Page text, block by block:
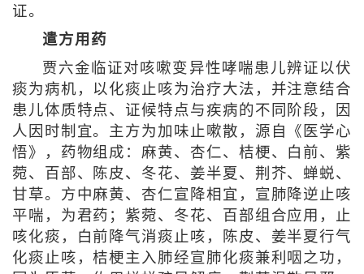
证。
遣方用药
贾六金临证对咳嗽变异性哮喘患儿辨证以伏
痰为病机，以化痰止咳为治疗大法，并注意结合
患儿体质特点、证候特点与疾病的不同阶段，因
人因时制宜。主方为加味止嗽散，源自《医学心
悟》，药物组成：麻黄、杏仁、桔梗、白前、紫
菀、百部、陈皮、冬花、姜半夏、荆芥、蝉蜕、
甘草。方中麻黄、杏仁宣降相宜，宣肺降逆止咳
平喘，为君药；紫菀、冬花、百部组合应用，止
咳化痰，白前降气消痰止咳，陈皮、姜半夏行气
化痰止咳，桔梗主入肺经宣肺化痰兼利咽之功，